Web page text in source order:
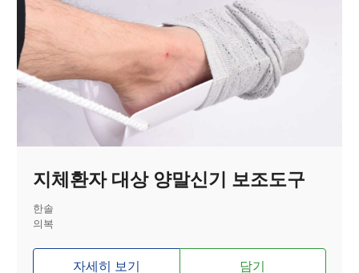
지체환자 대상 양말신기 보조도구
한솔
의복
자세히 보기 담기